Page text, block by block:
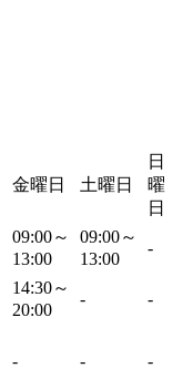
金曜日 土曜日
日
曜
日
09:00～
13:00
09:00～
13:00
-
14:30～
20:00
- -
- - -